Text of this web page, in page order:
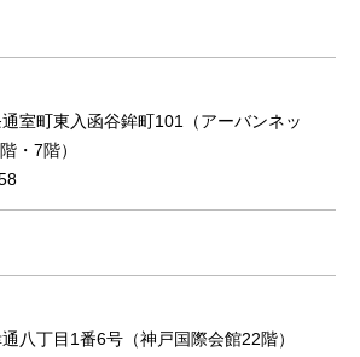
室町東入函谷鉾町101（アーバンネッ
・7階）
八丁目1番6号（神戸国際会館22階）